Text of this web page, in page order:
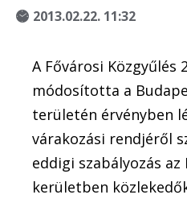
2013.02.22. 11:32
A Fővárosi Közgyűlés
módosította a
területén érvényben
várakozási rendjéről
eddigi szabályozás az
kerületben